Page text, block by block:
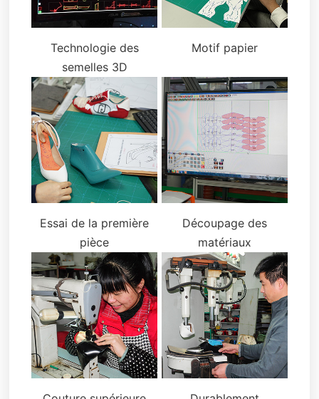
Technologie des
semelles 3D
Motif papier
Essai de la première
pièce
Découpage des
matériaux